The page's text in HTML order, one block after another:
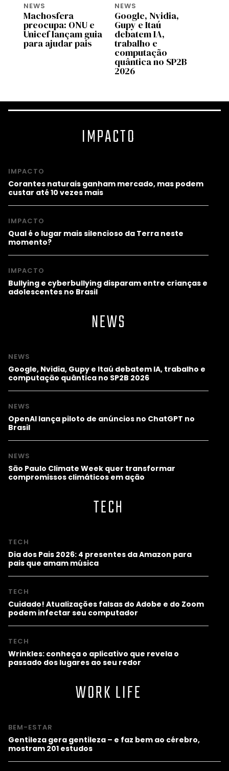
NEWS
Machosfera
preocupa: ONU e
Unicef lançam guia
para ajudar pais
NEWS
Google, Nvidia,
Gupy e Itaú
debatem IA,
trabalho e
computação
quântica no SP2B
2026
IMPACTO
IMPACTO
Corantes naturais ganham mercado, mas podem
custar até 10 vezes mais
IMPACTO
Qual é o lugar mais silencioso da Terra neste
momento?
IMPACTO
Bullying e cyberbullying disparam entre crianças e
adolescentes no Brasil
NEWS
NEWS
Google, Nvidia, Gupy e Itaú debatem IA, trabalho e
computação quântica no SP2B 2026
NEWS
OpenAI lança piloto de anúncios no ChatGPT no
Brasil
NEWS
São Paulo Climate Week quer transformar
compromissos climáticos em ação
TECH
TECH
Dia dos Pais 2026: 4 presentes da Amazon para
pais que amam música
TECH
Cuidado! Atualizações falsas do Adobe e do Zoom
podem infectar seu computador
TECH
Wrinkles: conheça o aplicativo que revela o
passado dos lugares ao seu redor
WORK LIFE
BEM-ESTAR
Gentileza gera gentileza – e faz bem ao cérebro,
mostram 201 estudos